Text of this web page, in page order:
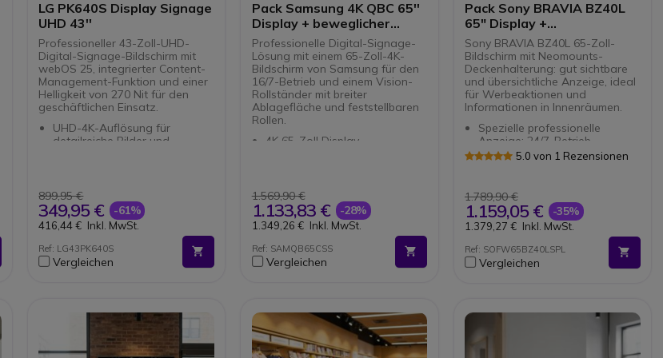
LG PK640S Display Signage
UHD 43''
Professioneller 43-Zoll-UHD-
Digital-Signage-Bildschirm mit
webOS 25, integrierter Content-
Management-Funktion und einer
Helligkeit von 270 Nit für den
geschäftlichen Einsatz.
UHD-4K-Auflösung für
detailreiche Bilder und
Bedienung
Integrierte Content-
Verwaltung ohne externen PC
Helligkeit 270 nit ideal für
kontrollierte Innenräume
Kompaktes und schlankes
Design perfekt für beengte
Inhaltsverwaltung
899,95 €
349,95 € -61%
416,44 € Inkl. MwSt.
Ref: LG43PK640S
Vergleichen
Pack Samsung 4K QBC 65''
Display + beweglicher
Standfuß Vision VFM-F22
Professionelle Digital-Signage-
Lösung mit einem 65-Zoll-4K-
Bildschirm von Samsung für den
16/7-Betrieb und einem Vision-
Rollständer mit breiter
Ablagefläche und feststellbaren
Rollen.
4K 65-Zoll Display
Upscaling-Verarbeitung
Kompatibilität: Bildschirme von
31 bis 80 Zoll
Maximale Tragkraft: 60 kg
VESA-Kompatibilität: 200x200,
200x400, 300x300, 300x400,
350x350, 400x200, 400x300,
1.569,90 €
1.133,83 € -28%
1.349,26 € Inkl. MwSt.
Ref: SAMQB65CSS
Vergleichen
Pack Sony BRAVIA BZ40L
65" Display +
Deckenhalterung
Neomounts FPMA-
C340BLACK
Sony BRAVIA BZ40L 65-Zoll-
Bildschirm mit Neomounts-
Deckenhalterung: gut sichtbare
und übersichtliche Anzeige, ideal
für Werbeaktionen und
Informationen in Innenräumen.
Spezielle professionelle
Anzeige: 24/7-Betrieb
65-Zoll-Panel mit 4K UHD-
detaillierte Bilder
Voll bewegliche
Deckenhalterung für 32-75"
Bildschirme
Maximale Belastbarkeit: 50 kg
Flexibel einstellbar mit 25°
Neigung, 360° Drehung, 6°
5.0 von 1 Rezensionen
1.789,90 €
1.159,05 € -35%
1.379,27 € Inkl. MwSt.
Ref: SOFW65BZ40LSPL
Vergleichen